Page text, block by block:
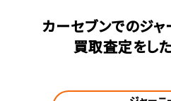
カーセブンでのジ
買取査定をし